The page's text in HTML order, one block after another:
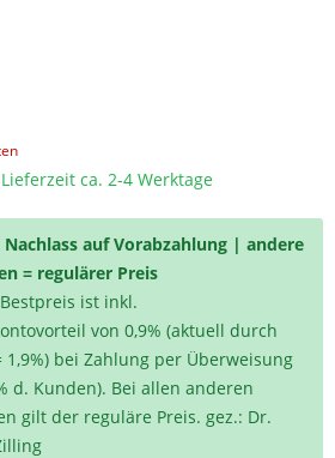
ca. 2-4 Werktage
auf Vorabzahlung | andere
= regulärer Preis
ist inkl.
von 0,9% (aktuell durch
1,9%) bei Zahlung per Überweisung
d. Kunden). Bei allen anderen
gilt der reguläre Preis. gez.: Dr.